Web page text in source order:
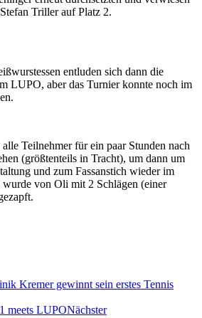
Triller auf Platz 2.
entluden sich dann die
LUPO, aber das Turnier konnte noch im
Teilnehmer für ein paar Stunden nach
(größtenteils in Tracht), um dann um
und zum Fassanstich wieder im
von Oli mit 2 Schlägen (einer
Kremer gewinnt sein erstes Tennis
meets LUPONächster